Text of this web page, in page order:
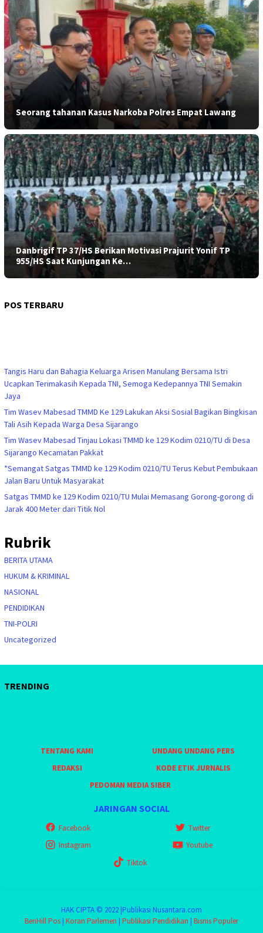
Seorang tahanan Kasus Narkoba Polres Empat Lawang
Danbrigif TP 37/HS Berikan Motivasi Prajurit Yonif TP
955/HS Saat Kunjungan Ke…
POS TERBARU
Tangis Haru dan Bahagia Keluarga Arisen Manulang Bersama Istri
Ucapkan Terimakasih Kepada TNI, Semoga Kedepannya TNI Semakin
Jaya
Tim Wasev Mabesad TMMD Ke 129 Lakukan Aksi Sosial Bagikan Bingkisan
Tali Asih Kepada Warga Desa Sijarango
Tim Wasev Mabesad Tinjau Lokasi TMMD ke 129 Kodim 0210/TU di Desa
Sijarango Kecamatan Pakkat
*Semangat Satgas TMMD ke 129 Kodim 0210/TU Terus Kebut Pembukaan
Jalan Baru Untuk Masyarakat
Satgas TMMD ke 129 Kodim 0210/TU Mulai Memasang Gorong-gorong di
Jarak 400 Meter dari Titik Nol
Rubrik
BERITA UTAMA
HUKUM & KRIMINAL
NASIONAL
PENDIDIKAN
TNI-POLRI
Uncategorized
TRENDING
TENTANG KAMI
UNDANG UNDANG PERS
REDAKSI
KODE ETIK JURNALIS
PEDOMAN MEDIA SIBER
JARINGAN SOCIAL
Facebook
Twitter
Instagram
Youtube
Tiktok
HAK CIPTA © 2022 |Publikasi Nusantara.com
BenHill Pos | Koran Parlemen | Publikasi Pendidikan | Bisnis Populer